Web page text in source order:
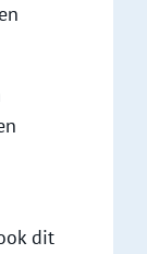
dit